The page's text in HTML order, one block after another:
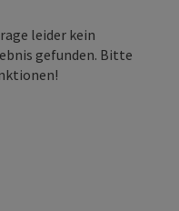
leider kein
gefunden. Bitte